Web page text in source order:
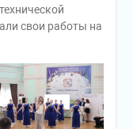
свои работы на